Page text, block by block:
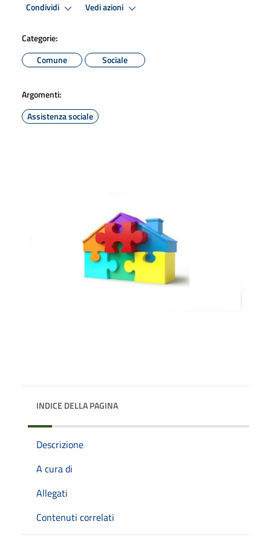
Condividi Vedi azioni
Categorie:
Comune
Sociale
Argomenti:
Assistenza sociale
INDICE DELLA PAGINA
Descrizione
A cura di
Allegati
Contenuti correlati